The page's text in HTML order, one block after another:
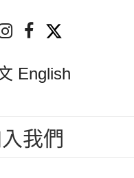
English
我們